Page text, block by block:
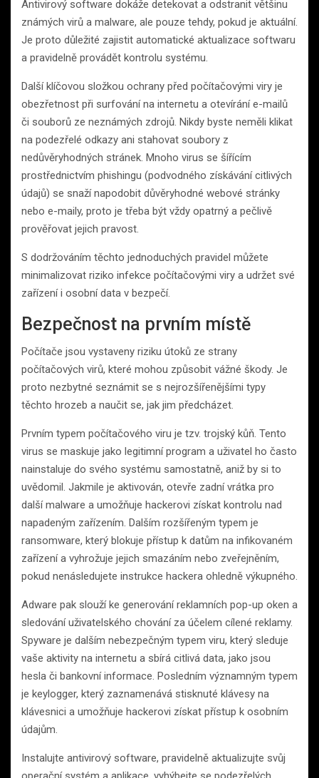
Antivirový software dokáže detekovat a odstranit většinu
známých virů a malware, ale pouze tehdy, pokud je aktuální.
Je proto důležité zajistit automatické aktualizace softwaru
a pravidelně provádět kontrolu systému.
Další klíčovou složkou ochrany před počítačovými viry je
obezřetnost při surfování na internetu a otevírání e-mailů
či souborů ze neznámých zdrojů. Nikdy byste neměli klikat
na podezřelé odkazy ani stahovat soubory z
nedůvěryhodných stránek. Mnoho virus se šířícím
prostřednictvím phishingu (podvodného získávání citlivých
údajů) se snaží napodobit důvěryhodné webové stránky
nebo e-maily, proto je třeba být vždy opatrný a pečlivě
prověřovat jejich pravost.
S dodržováním těchto jednoduchých pravidel můžete
minimalizovat riziko infekce počítačovými viry a udržet své
zařízení i osobní data v bezpečí.
Bezpečnost na prvním místě
Počítače jsou vystaveny riziku útoků ze strany
počítačových virů, které mohou způsobit vážné škody. Je
proto nezbytné seznámit se s nejrozšířenějšími typy
těchto hrozeb a naučit se, jak jim předcházet.
Prvním typem počítačového viru je tzv. trojský kůň. Tento
virus se maskuje jako legitimní program a uživatel ho často
nainstaluje do svého systému samostatně, aniž by si to
uvědomil. Jakmile je aktivován, otevře zadní vrátka pro
další malware a umožňuje hackerovi získat kontrolu nad
napadeným zařízením. Dalším rozšířeným typem je
ransomware, který blokuje přístup k datům na infikovaném
zařízení a vyhrožuje jejich smazáním nebo zveřejněním,
pokud nenásledujete instrukce hackera ohledně výkupného.
Adware pak slouží ke generování reklamních pop-up oken a
sledování uživatelského chování za účelem cílené reklamy.
Spyware je dalším nebezpečným typem viru, který sleduje
vaše aktivity na internetu a sbírá citlivá data, jako jsou
hesla či bankovní informace. Posledním významným typem
je keylogger, který zaznamenává stisknuté klávesy na
klávesnici a umožňuje hackerovi získat přístup k osobním
údajům.
Instalujte antivirový software, pravidelně aktualizujte svůj